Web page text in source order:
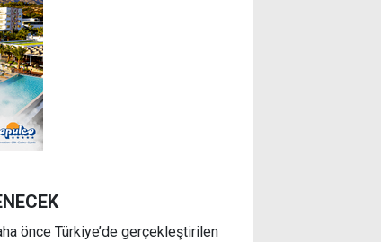
önce Türkiye’de gerçekleştirilen